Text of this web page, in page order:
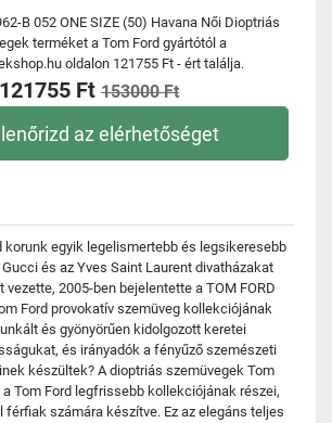
B 052 ONE SIZE (50) Havana Női Dioptriás
terméket a Tom Ford gyártótól a
oldalon 121755 Ft - ért találja.
121755 Ft 153000 Ft
az elérhetőséget
korunk egyik legelismertebb és legsikeresebb
és az Yves Saint Laurent divatházakat
vezette, 2005-ben bejelentette a TOM FORD
Ford provokatív szemüveg kollekciójának
és gyönyörűen kidolgozott keretei
és irányadók a fényűző szemészeti
készültek? A dioptriás szemüvegek Tom
a Tom Ford legfrissebb kollekciójának részei,
férfiak számára készítve. Ez az elegáns teljes